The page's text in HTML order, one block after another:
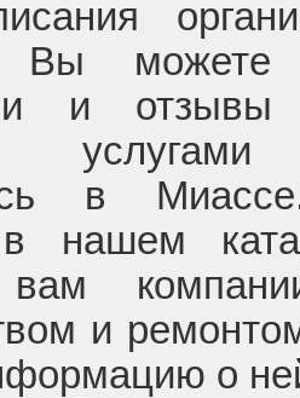
Вы можете
и отзывы
в
в нашем
вам
и
о